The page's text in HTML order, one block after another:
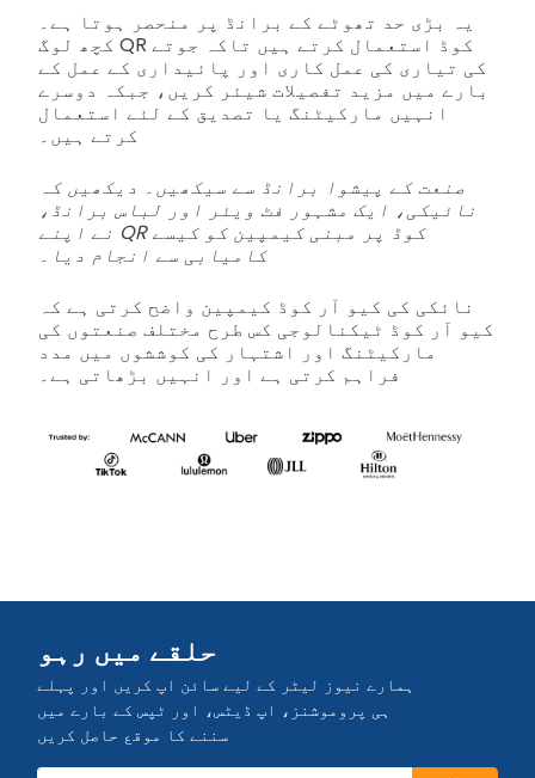
یہ بڑی حد تھوٹے کے برانڈ پر منحصر ہوتا ہے۔
کچھ لوگ QR کوڈ استعمال کرتے ہیں تاکہ جوتے
کی تیاری کی عمل کاری اور پائیداری کے عمل کے
بارے میں مزید تفصیلات شیئر کریں، جبکہ دوسرے
انہیں مارکیٹنگ یا تصدیق کے لئے استعمال
کرتے ہیں۔
صنعت کے پیشوا برانڈ سے سیکھیں۔ دیکھیں کہ
نائیکی، ایک مشہور فٹ ویئر اور لباس برانڈ،
نے اپنے QR کوڈ پر مبنی کیمپین کو کیسے
کامیابی سے انجام دیا۔
نائکی کی کیو آر کوڈ کیمپین واضح کرتی ہے کہ
کیو آر کوڈ ٹیکنالوجی کس طرح مختلف صنعتوں کی
مارکیٹنگ اور اشتہار کی کوششوں میں مدد
فراہم کرتی ہے اور انہیں بڑھاتی ہے۔
حلقے میں رہو
ہمارے نیوز لیٹر کے لیے سائن اپ کریں اور پہلے
ہی پروموشنز، اپ ڈیٹس، اور ٹپس کے بارے میں
سننے کا موقع حاصل کریں